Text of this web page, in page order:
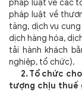
pháp luật về các
pháp luật về
tăng, dịch vụ
dịch hàng hóa,
tải hành khách
nghiệp, tổ chức).
2. Tổ chức
tượng chịu thuế